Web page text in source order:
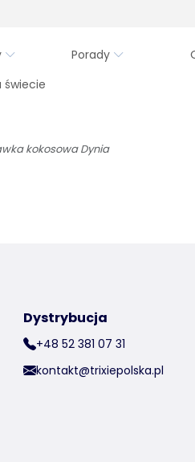
Porady
świecie
kokosowa Dynia
Dystrybucja
+48 52 381 07 31
kontakt@trixiepolska.pl